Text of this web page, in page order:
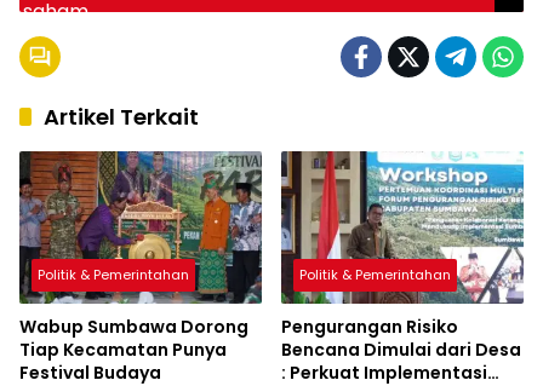
Artikel Terkait
Politik & Pemerintahan
Wabup Sumbawa Dorong
Tiap Kecamatan Punya
Festival Budaya
Politik & Pemerintahan
Pengurangan Risiko
Bencana Dimulai dari Desa
: Perkuat Implementasi